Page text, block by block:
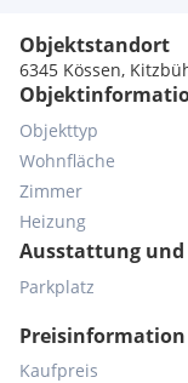
Objektstandort
6345 Kössen,
Objekttyp
Wohnfläche
Zimmer
Heizung
Ausstattung und
Parkplatz
Preisinformation
Kaufpreis